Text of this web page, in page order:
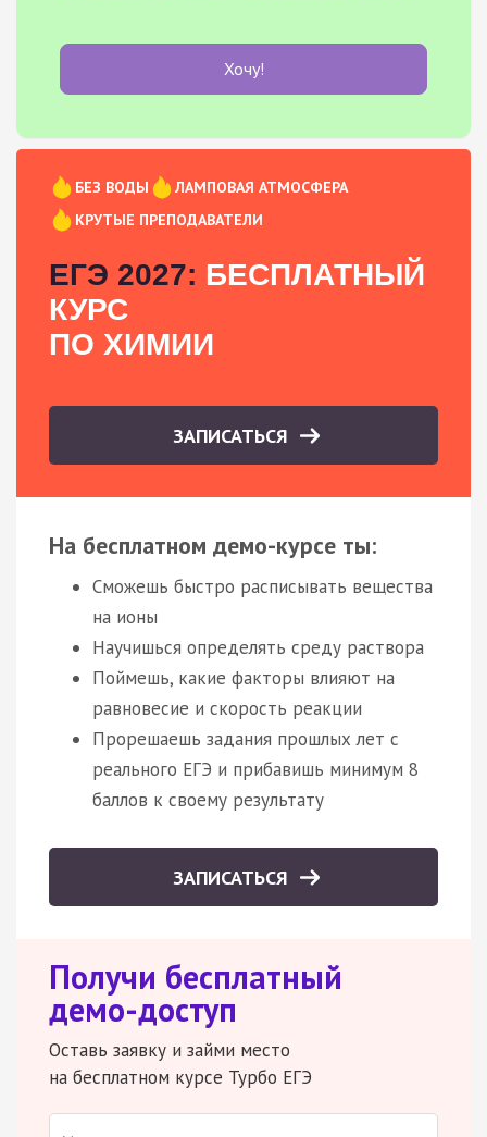
Хочу!
БЕЗ ВОДЫ
ЛАМПОВАЯ АТМОСФЕРА
КРУТЫЕ ПРЕПОДАВАТЕЛИ
ЕГЭ 2027: БЕСПЛАТНЫЙ
КУРС
ПО ХИМИИ
ЗАПИСАТЬСЯ
На бесплатном демо-курсе ты:
Сможешь быстро расписывать вещества
на ионы
Научишься определять среду раствора
Поймешь, какие факторы влияют на
равновесие и скорость реакции
Прорешаешь задания прошлых лет с
реального ЕГЭ и прибавишь минимум 8
баллов к своему результату
ЗАПИСАТЬСЯ
Получи бесплатный
демо-доступ
Оставь заявку и займи место
на бесплатном курсе Турбо ЕГЭ